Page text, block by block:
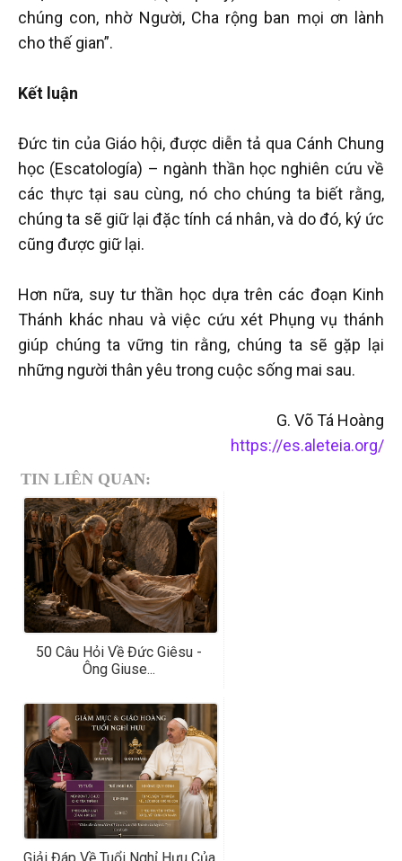
chúng con, nhờ Người, Cha rộng ban mọi ơn lành
cho thế gian”.
Kết luận
Đức tin của Giáo hội, được diễn tả qua Cánh Chung
học (Escatología) – ngành thần học nghiên cứu về
các thực tại sau cùng, nó cho chúng ta biết rằng,
chúng ta sẽ giữ lại đặc tính cá nhân, và do đó, ký ức
cũng được giữ lại.
Hơn nữa, suy tư thần học dựa trên các đoạn Kinh
Thánh khác nhau và việc cứu xét Phụng vụ thánh
giúp chúng ta vững tin rằng, chúng ta sẽ gặp lại
những người thân yêu trong cuộc sống mai sau.
G. Võ Tá Hoàng
https://es.aleteia.org/
TIN LIÊN QUAN:
50 Câu Hỏi Về Đức Giêsu -
Ông Giuse...